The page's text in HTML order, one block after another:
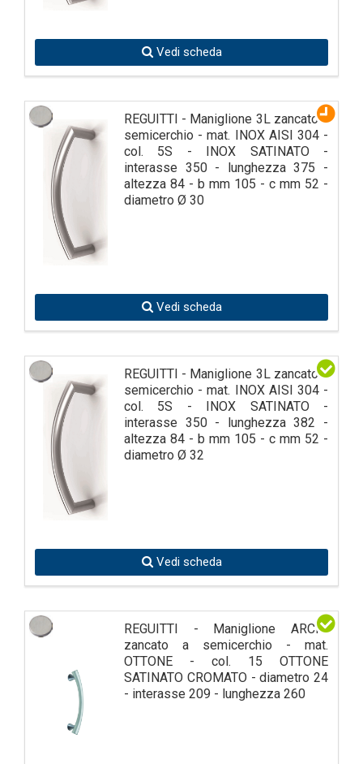
Vedi scheda
REGUITTI - Maniglione 3L zancato a
semicerchio - mat. INOX AISI 304 -
col. 5S - INOX SATINATO -
interasse 350 - lunghezza 375 -
altezza 84 - b mm 105 - c mm 52 -
diametro Ø 30
Vedi scheda
REGUITTI - Maniglione 3L zancato a
semicerchio - mat. INOX AISI 304 -
col. 5S - INOX SATINATO -
interasse 350 - lunghezza 382 -
altezza 84 - b mm 105 - c mm 52 -
diametro Ø 32
Vedi scheda
REGUITTI - Maniglione ARCHI
zancato a semicerchio - mat.
OTTONE - col. 15 OTTONE
SATINATO CROMATO - diametro 24
- interasse 209 - lunghezza 260